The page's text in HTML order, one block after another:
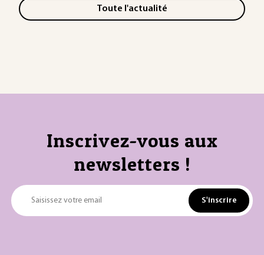
Toute l'actualité
Inscrivez-vous aux
newsletters !
Saisissez votre email S'inscrire